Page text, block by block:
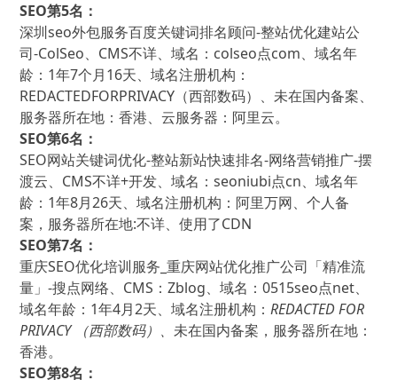
SEO第5名：
深圳seo外包服务百度关键词排名顾问-整站优化建站公
司-ColSeo、CMS不详、域名：colseo点com、域名年
龄：1年7个月16天、域名注册机构：
REDACTEDFORPRIVACY（西部数码）、未在国内备案、
服务器所在地：香港、云服务器：阿里云。
SEO第6名：
SEO网站关键词优化-整站新站快速排名-网络营销推广-摆
渡云、CMS不详+开发、域名：seoniubi点cn、域名年
龄：1年8月26天、域名注册机构：阿里万网、个人备
案，服务器所在地:不详、使用了CDN
SEO第7名：
重庆SEO优化培训服务_重庆网站优化推广公司「精准流
量」-搜点网络、CMS：Zblog、域名：0515seo点net、
域名年龄：1年4月2天、域名注册机构：REDACTED FOR
PRIVACY （西部数码）、未在国内备案，服务器所在地：
香港。
SEO第8名：